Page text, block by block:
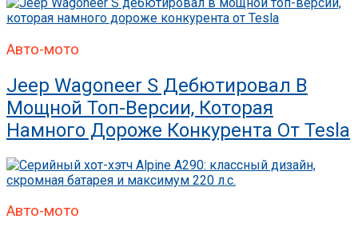
Авто-мото
Jeep Wagoneer S Дебютировал В
Мощной Топ-Версии, Которая
Намного Дороже Конкурента От Tesla
Авто-мото